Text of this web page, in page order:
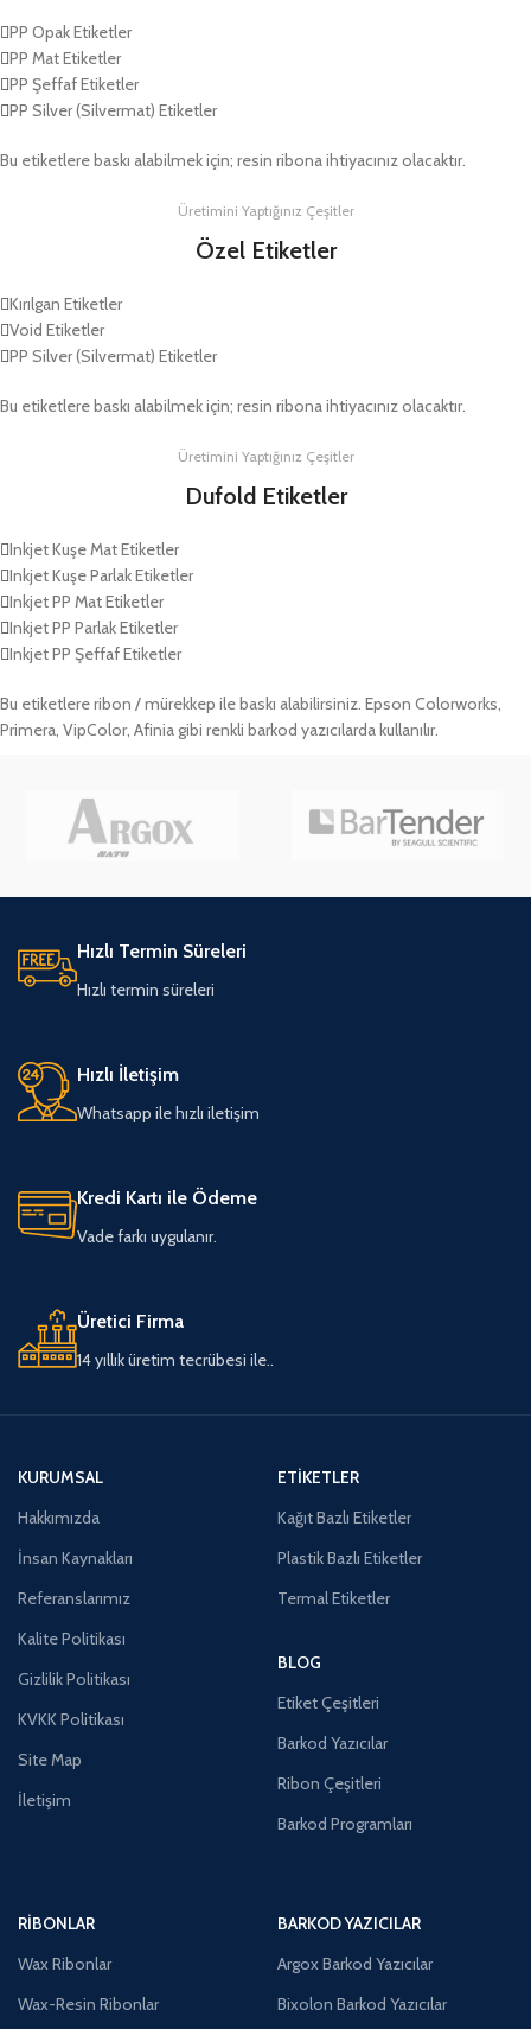
PP Opak Etiketler
PP Mat Etiketler
PP Şeffaf Etiketler
PP Silver (Silvermat) Etiketler
Bu etiketlere baskı alabilmek için; resin ribona ihtiyacınız olacaktır.
Üretimini Yaptığınız Çeşitler
Özel Etiketler
Kırılgan Etiketler
Void Etiketler
PP Silver (Silvermat) Etiketler
Bu etiketlere baskı alabilmek için; resin ribona ihtiyacınız olacaktır.
Üretimini Yaptığınız Çeşitler
Dufold Etiketler
Inkjet Kuşe Mat Etiketler
Inkjet Kuşe Parlak Etiketler
Inkjet PP Mat Etiketler
Inkjet PP Parlak Etiketler
Inkjet PP Şeffaf Etiketler
Bu etiketlere ribon / mürekkep ile baskı alabilirsiniz. Epson Colorworks,
Primera, VipColor, Afinia gibi renkli barkod yazıcılarda kullanılır.
Hızlı Termin Süreleri
Hızlı termin süreleri
Hızlı İletişim
Whatsapp ile hızlı iletişim
Kredi Kartı ile Ödeme
Vade farkı uygulanır.
Üretici Firma
14 yıllık üretim tecrübesi ile..
KURUMSAL
Hakkımızda
İnsan Kaynakları
Referanslarımız
Kalite Politikası
Gizlilik Politikası
KVKK Politikası
Site Map
İletişim
ETIKETLER
Kağıt Bazlı Etiketler
Plastik Bazlı Etiketler
Termal Etiketler
BLOG
Etiket Çeşitleri
Barkod Yazıcılar
Ribon Çeşitleri
Barkod Programları
RIBONLAR
Wax Ribonlar
Wax-Resin Ribonlar
BARKOD YAZICILAR
Argox Barkod Yazıcılar
Bixolon Barkod Yazıcılar